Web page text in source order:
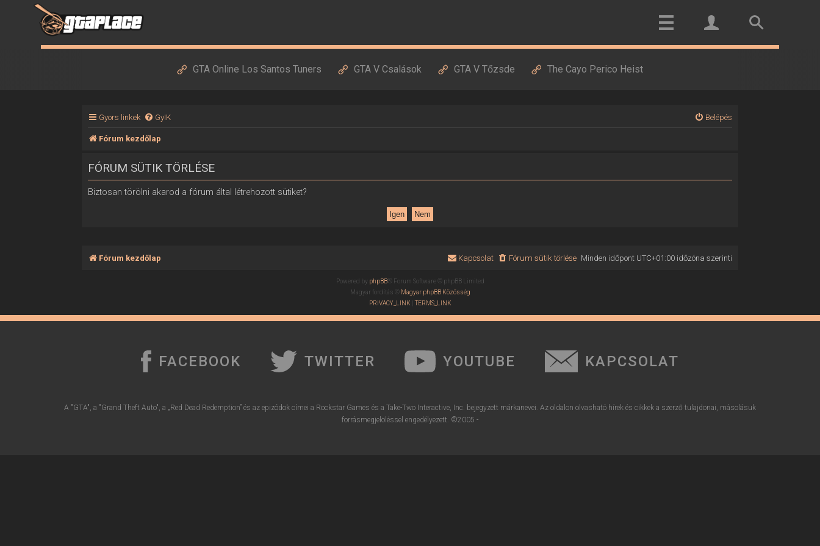
GTA Online Los Santos Tuners GTA V Csalások GTA V Tőzsde The Cayo Perico Heist
Gyors linkek GyIK Belépés
Fórum kezdőlap
FÓRUM SÜTIK TÖRLÉSE
Biztosan törölni akarod a fórum által létrehozott sütiket?
Fórum kezdőlap Minden időpont UTC+01:00időzóna szerinti
Fórum sütik törlése
Kapcsolat
Powered by phpBB® Forum Software © phpBB Limited
Magyar fordítás © Magyar phpBB Közösség
PRIVACY_LINK |TERMS_LINK
FACEBOOK TWITTER YOUTUBE KAPCSOLAT
A "GTA", a "Grand Theft Auto", a „Red Dead Redemption” és az epizódok címei a Rockstar Games és a Take-Two Interactive, Inc. bejegyzett márkanevei. Az oldalon olvasható hírek és cikkek a szerző tulajdonai, másolásuk
forrásmegjelöléssel engedélyezett. ©2005 -